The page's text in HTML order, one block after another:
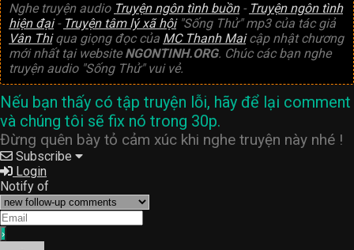
Nghe truyện audio Truyện ngôn tình buồn- Truyện ngôn tình
hiện đại- Truyện tâm lý xã hội"Sống Thử" mp3 của tác giả
Vân Thiqua giọng đọc của MC Thanh Maicập nhật chương
mới nhất tại website NGONTINH.ORG. Chúc các bạn nghe
truyện audio "Sống Thử" vui vẻ.
Nếu bạn thấy có tập truyện lỗi, hãy để lại comment
và chúng tôi sẽ fix nó trong 30p.
Đừng quên bày tỏ cảm xúc khi nghe truyện này nhé !
Subscribe
Login
Notify of